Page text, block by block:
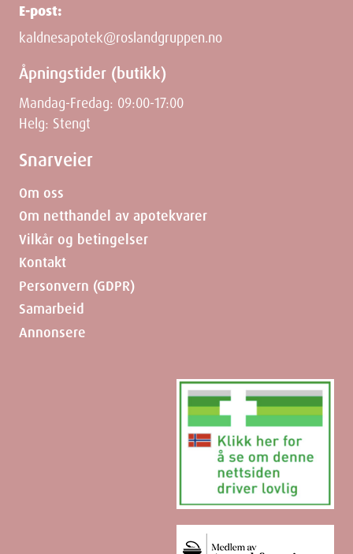
E-post:
kaldnesapotek@roslandgruppen.no
Åpningstider (butikk)
Mandag-Fredag: 09:00-17:00
Helg: Stengt
Snarveier
Om oss
Om netthandel av apotekvarer
Vilkår og betingelser
Kontakt
Personvern (GDPR)
Samarbeid
Annonsere